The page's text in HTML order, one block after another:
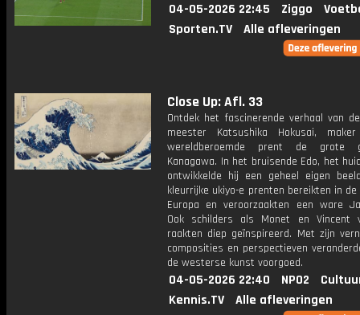
04-05-2026 22:45 Ziggo
Sporten.TV
Alle afleveringen
Close Up: Afl. 33
Ontdek het fascinerende verhaal van
meester Katsushika Hokusai,
wereldberoemde prent de grote
Kanagawa. In het bruisende Edo, het
ontwikkelde hij een geheel eigen
kleurrijke ukiyo-e prenten bereikten in de
Europa en veroorzaakten een ware
Ook schilders als Monet en Vincent
raakten diep geïnspireerd. Met zijn
composities en perspectieven
de westerse kunst voorgoed.
04-05-2026 22:40 NPO2
Kennis.TV
Alle afleveringen